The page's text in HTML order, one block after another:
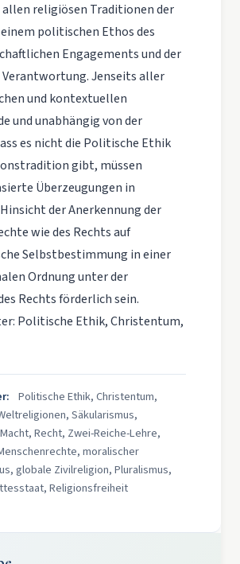
allen religiösen Traditionen der
einem politischen Ethos des
Engagements und der
Jenseits aller
und kontextuellen
und unabhängig von der
es nicht die Politische Ethik
gibt, müssen
Überzeugungen in
der Anerkennung der
wie des Rechts auf
Selbstbestimmung in einer
Ordnung unter der
Rechts förderlich sein.
Politische Ethik, Christentum,
Politische Ethik, Christentum,
Säkularismus,
Recht, Zwei-Reiche-Lehre,
moralischer
globale Zivilreligion, Pluralismus,
Religionsfreiheit